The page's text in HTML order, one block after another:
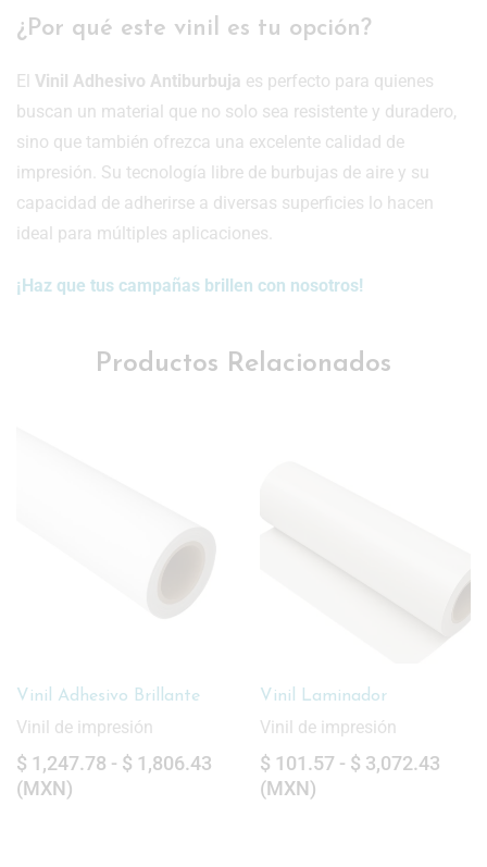
¿Por qué este vinil es tu opción?
El Vinil Adhesivo Antiburbuja es perfecto para quienes
buscan un material que no solo sea resistente y duradero,
sino que también ofrezca una excelente calidad de
impresión. Su tecnología libre de burbujas de aire y su
capacidad de adherirse a diversas superficies lo hacen
ideal para múltiples aplicaciones.
¡Haz que tus campañas brillen con nosotros!
Productos Relacionados
Vinil Laminador
Vinil de impresión
$ 101.57 - $ 3,072.43
(MXN)
Vinil Adhesivo Mate
Vinil de impresión
$ 1,960.72 ( MXN)